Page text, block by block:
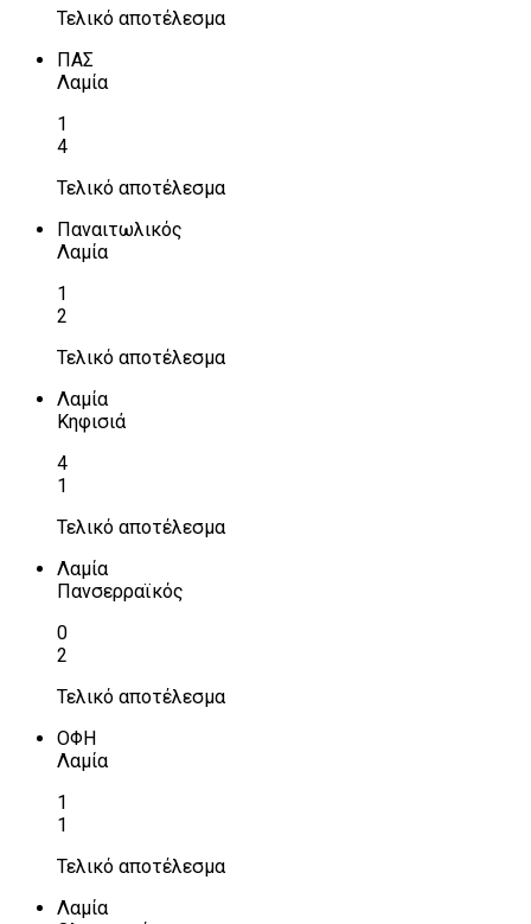
Τελικό αποτέλεσμα
ΠΑΣ
Λαμία
1
4
Τελικό αποτέλεσμα
Παναιτωλικός
Λαμία
1
2
Τελικό αποτέλεσμα
Λαμία
Κηφισιά
4
1
Τελικό αποτέλεσμα
Λαμία
Πανσερραϊκός
0
2
Τελικό αποτέλεσμα
ΟΦΗ
Λαμία
1
1
Τελικό αποτέλεσμα
Λαμία